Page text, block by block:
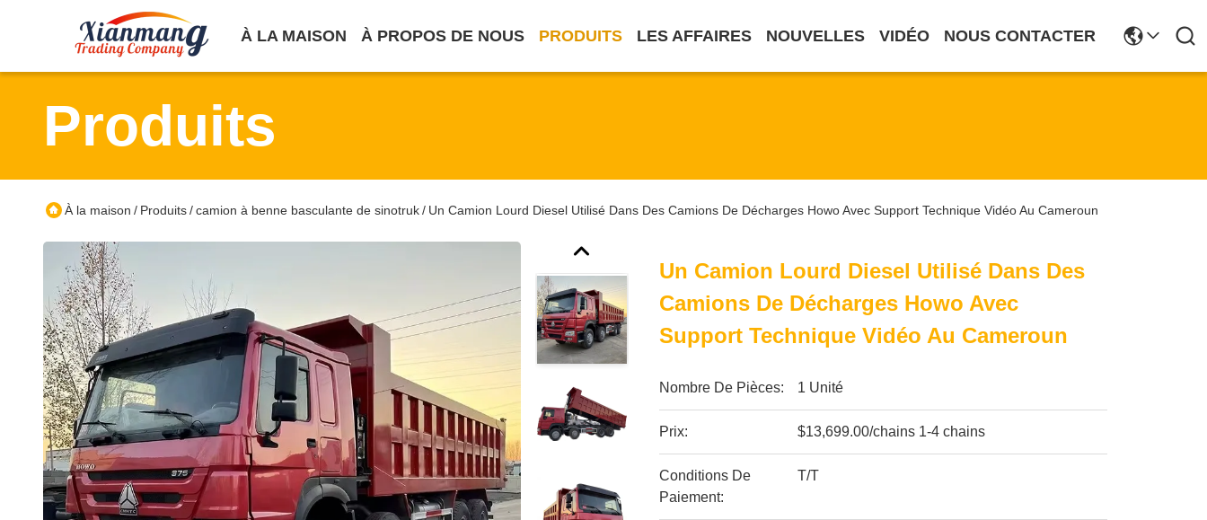
À LA MAISON À PROPOS DE NOUS PRODUITS LES AFFAIRES NOUVELLES VIDÉO NOUS CONTACTER
Produits
À la maison / Produits/camion à benne basculante de sinotruk/ Un Camion Lourd Diesel Utilisé Dans Des Camions De Décharges Howo Avec Support Technique Vidéo Au Cameroun
Un Camion Lourd Diesel Utilisé Dans Des
Camions De Décharges Howo Avec
Support Technique Vidéo Au Cameroun
Nombre De Pièces: 1 Unité
Prix: $13,699.00/chains 1-4 chains
Conditions De
Paiement:
T/T